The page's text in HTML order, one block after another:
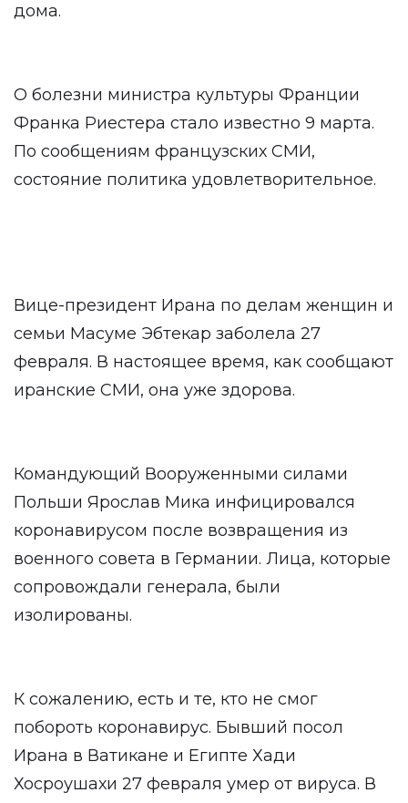
дома.
О болезни министра культуры Франции
Франка Риестера стало известно 9 марта.
По сообщениям французских СМИ,
состояние политика удовлетворительное.
Вице-президент Ирана по делам женщин и
семьи Масуме Эбтекар заболела 27
февраля. В настоящее время, как сообщают
иранские СМИ, она уже здорова.
Командующий Вооруженными силами
Польши Ярослав Мика инфицировался
коронавирусом после возвращения из
военного совета в Германии. Лица, которые
сопровождали генерала, были
изолированы.
К сожалению, есть и те, кто не смог
побороть коронавирус. Бывший посол
Ирана в Ватикане и Египте Хади
Хосроушахи 27 февраля умер от вируса. В